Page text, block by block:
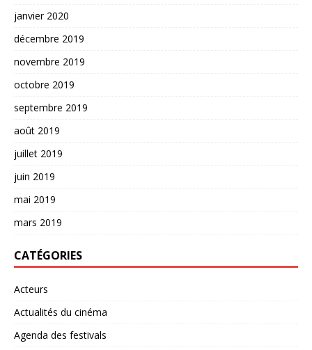
janvier 2020
décembre 2019
novembre 2019
octobre 2019
septembre 2019
août 2019
juillet 2019
juin 2019
mai 2019
mars 2019
CATÉGORIES
Acteurs
Actualités du cinéma
Agenda des festivals